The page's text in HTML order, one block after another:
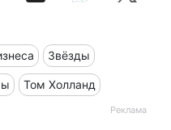
Звёзды
Том Холланд